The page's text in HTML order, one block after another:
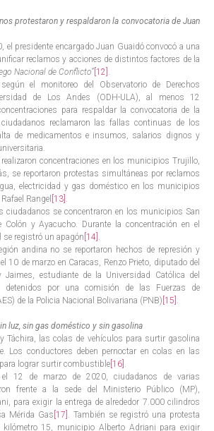
protestaron y respaldaron la convocatoria de Juan
el presidente encargado Juan Guaidó convocó a una
reclamos y acciones de distintos factores de la
Nacional de Conflicto” [12]
el monitoreo del Observatorio de Derechos
de Los Andes (ODH-ULA), al menos 12
para respaldar la convocatoria de la
reclamaron las fallas continuas de los
de medicamentos e insumos, salarios dignos y
concentraciones en los municipios Trujillo,
se reportaron protestas simultáneas por reclamos
electricidad y gas doméstico en los municipios
Rangel [13]
ciudadanos se concentraron en los municipios San
y Ayacucho. Durante la concentración en el
registró un apagón [14]
andina no se reportaron hechos de represión y
10 de marzo en Caracas, Renzo Prieto, diputado del
Jaimes, estudiante de la Universidad Católica del
detenidos por una comisión de las Fuerzas de
de la Policia Nacional Bolivariana (PNB) [15]
luz, sin gas doméstico y sin gasolina
Táchira, las colas de vehículos para surtir gasolina
Los conductores deben pernoctar en colas en las
lograr surtir combustible [16]
12 de marzo de 2020, ciudadanos de varias
frente a la sede del Ministerio Público (MP),
para exigir la entrega de alrededor 7.000 cilindros
Mérida Gas [17]
. También se registró una protesta
kilómetro 15, municipio Alberto Adriani para exigir